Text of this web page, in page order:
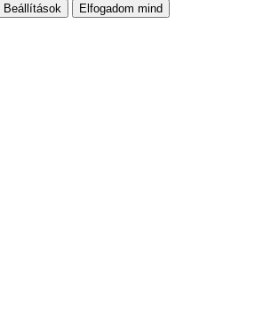
Beállítások Elfogadom mind